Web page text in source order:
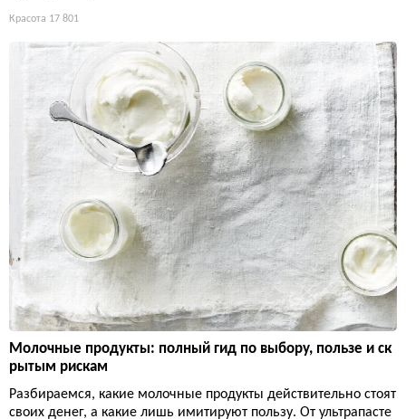
Красота 17 801
Молочные продукты: полный гид по выбору, пользе и ск
рытым рискам
Разбираемся, какие молочные продукты действительно стоят
своих денег, а какие лишь имитируют пользу. От ультрапасте